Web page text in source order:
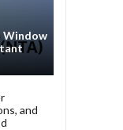
Window
and